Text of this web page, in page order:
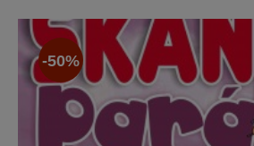
-50%